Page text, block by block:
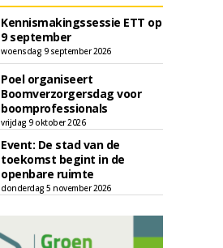
Kennismakingssessie ETT op
9 september
woensdag 9 september 2026
Poel organiseert
Boomverzorgersdag voor
boomprofessionals
vrijdag 9 oktober 2026
Event: De stad van de
toekomst begint in de
openbare ruimte
donderdag 5 november 2026